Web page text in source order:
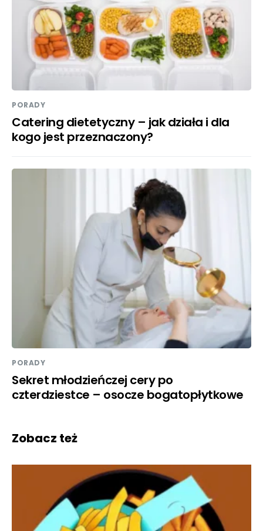
PORADY
Catering dietetyczny – jak działa i dla
kogo jest przeznaczony?
PORADY
Sekret młodzieńczej cery po
czterdziestce – osocze bogatopłytkowe
Zobacz też